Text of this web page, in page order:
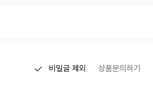
비밀글 제외 상품문의하기